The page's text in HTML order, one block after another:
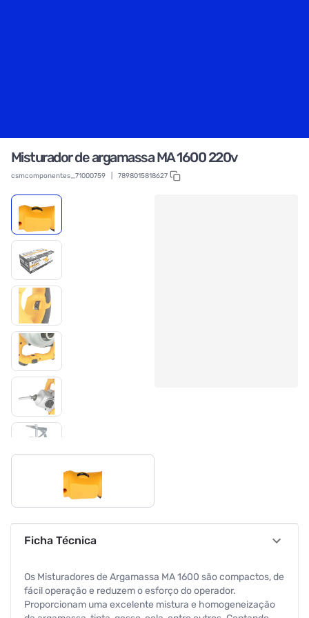
Misturador de argamassa MA 1600 220v
csmcomponentes_71000759 7898015818627
Ficha Técnica
Os Misturadores de Argamassa MA 1600 são compactos, de
fácil operação e reduzem o esforço do operador.
Proporcionam uma excelente mistura e homogeneização